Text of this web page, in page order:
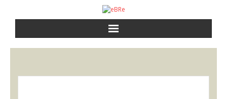
a eBRe
cursos